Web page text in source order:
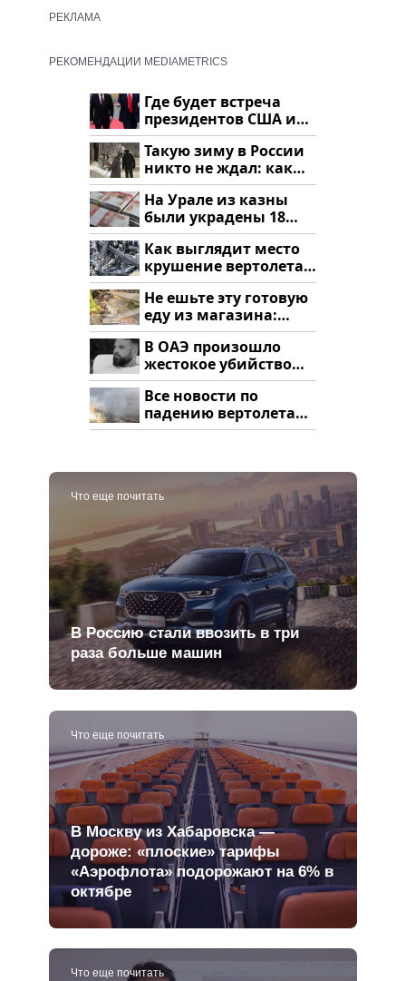
РЕКЛАМА
РЕКОМЕНДАЦИИ MEDIAMETRICS
Где будет встреча
президентов США и
России: Европа?
Такую зиму в России
никто не ждал: как
так?!
На Урале из казны
были украдены 18
миллионов рублей
Как выглядит место
крушение вертолета
на Кавказе: смотреть
Не ешьте эту готовую
еду из магазина:
список
В ОАЭ произошло
жестокое убийство
криптомиллионера
Все новости по
падению вертолета
на Кавказе: читать
Что еще почитать
В Россию стали ввозить в три
раза больше машин
Что еще почитать
В Москву из Хабаровска —
дороже: «плоские» тарифы
«Аэрофлота» подорожают на 6% в
октябре
Что еще почитать